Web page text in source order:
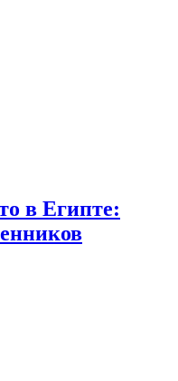
в Египте: